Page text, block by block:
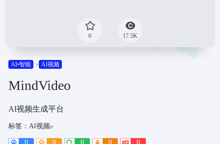
0 17.5K
AI•智能 AI视频
MindVideo
AI视频生成平台
标签： AI视频
0 0 0 0 0